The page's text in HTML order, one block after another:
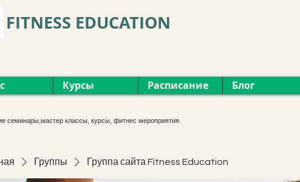
FITNESS EDUCATION
Курсы Расписание Блог
семинары,мастер классы, курсы, фитнес мероприятия.
Группы Группа сайта Fitness Education